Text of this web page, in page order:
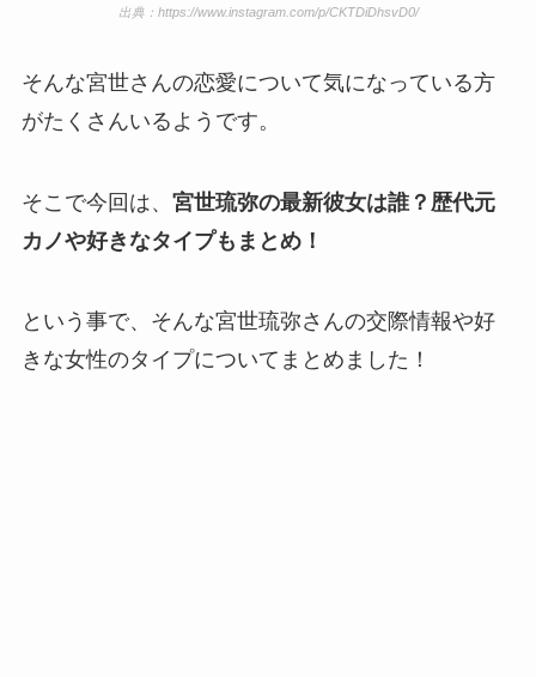
出典：https://www.instagram.com/p/CKTDiDhsvD0/
そんな宮世さんの恋愛について気になっている方
がたくさんいるようです。
そこで今回は、 宮世琉弥の最新彼女は誰？歴代元
カノや好きなタイプもまとめ！
という事で、そんな宮世琉弥さんの交際情報や好
きな女性のタイプについてまとめました！